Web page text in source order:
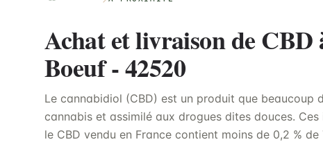
Achat et livraison de CBD
Boeuf - 42520
Le cannabidiol (CBD) est un produit que beaucoup
cannabis et assimilé aux drogues dites douces.
le CBD vendu en France contient moins de 0,2 %